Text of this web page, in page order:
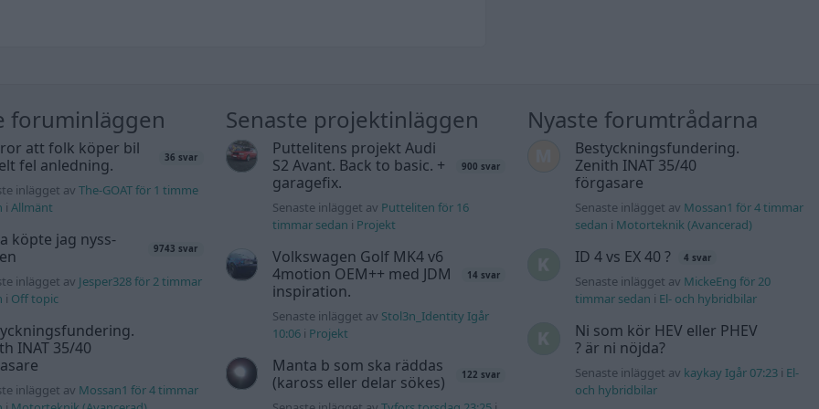
foruminläggen
att folk köper bil
fel anledning.
36 svar
inlägget avThe-GOAT för 1 timme
iAllmänt
köpte jag nyss-
9743 svar
inlägget av Jesper328 för 2 timmar
i Off topic
INAT 35/40
inlägget av Mossan1 för 4 timmar
Senaste projektinläggen
Puttelitens projekt Audi
S2 Avant. Back to basic. +
garagefix.
900 svar
Senaste inlägget av Putteliten för 16
timmar sedan i Projekt
Volkswagen Golf MK4 v6
4motion OEM++ med JDM
inspiration.
14 svar
Senaste inlägget av Stol3n_Identity Igår
10:06i Projekt
Manta b som ska räddas
(kaross eller delar sökes)
122 svar
Nyaste forumtrådarna
Bestyckningsfundering.
Zenith INAT 35/40
förgasare
Senaste inlägget av Mossan1 för 4 timmar
sedan i Motorteknik (Avancerad)
ID 4 vs EX 40 ? 4 svar
Senaste inlägget av MickeEng för 20
timmar sedan i El- och hybridbilar
Ni som kör HEV eller PHEV
? är ni nöjda?
Senaste inlägget av kaykay Igår 07:23i El-
och hybridbilar